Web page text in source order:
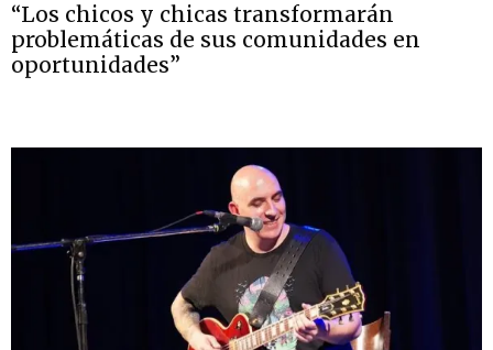
“Los chicos y chicas transformarán
problemáticas de sus comunidades en
oportunidades”